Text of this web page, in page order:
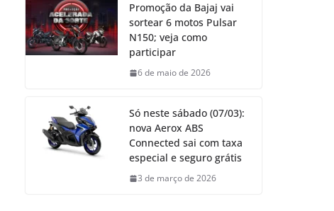
Promoção da Bajaj vai
sortear 6 motos Pulsar
N150; veja como
participar
6 de maio de 2026
Só neste sábado (07/03):
nova Aerox ABS
Connected sai com taxa
especial e seguro grátis
3 de março de 2026